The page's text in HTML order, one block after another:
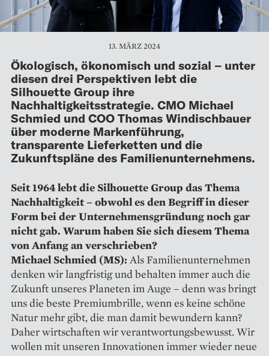
13. MÄRZ 2024
Ökologisch, ökonomisch und sozial – unter
diesen drei Perspektiven lebt die
Silhouette Group ihre
Nachhaltigkeitsstrategie. CMO Michael
Schmied und COO Thomas Windischbauer
über moderne Markenführung,
transparente Lieferketten und die
Zukunftspläne des Familienunternehmens.
Seit 1964 lebt die Silhouette Group das Thema
Nachhaltigkeit – ob­wohl es den Begriff in dieser
Form bei der Unternehmensgründung noch gar
nicht gab. Warum haben Sie sich diesem Thema
von Anfang an verschrieben?
Michael Schmied (MS): Als ­Familienunternehmen
denken wir langfristig und behalten immer auch die
Zukunft unseres Planeten im Auge – denn was bringt
uns die beste Premiumbrille, wenn es keine schöne
Natur mehr gibt, die man damit bewundern kann?
Daher wirtschaften wir verantwortungsbewusst. Wir
wollen mit unseren Innovationen immer wieder neue